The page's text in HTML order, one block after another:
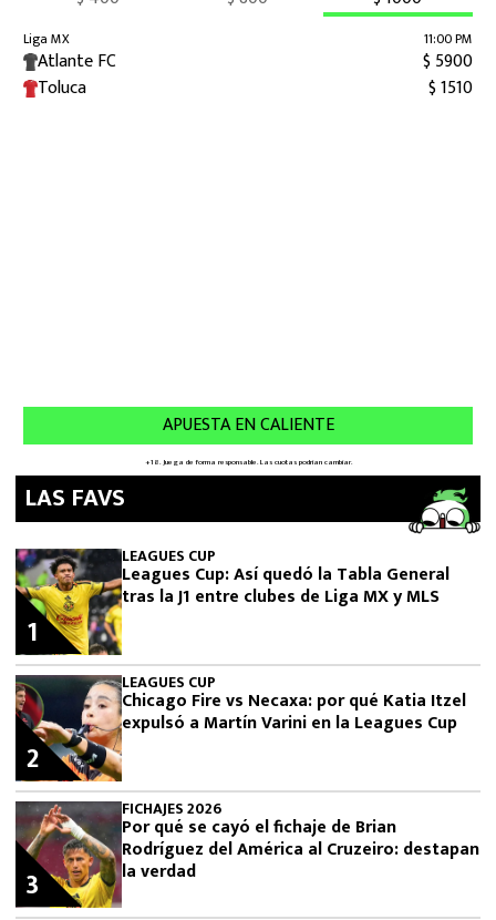
LAS FAVS
LEAGUES CUP
Leagues Cup: Así quedó la Tabla General
tras la J1 entre clubes de Liga MX y MLS
1
LEAGUES CUP
Chicago Fire vs Necaxa: por qué Katia Itzel
expulsó a Martín Varini en la Leagues Cup
2
FICHAJES 2026
Por qué se cayó el fichaje de Brian
Rodríguez del América al Cruzeiro: destapan
la verdad
3